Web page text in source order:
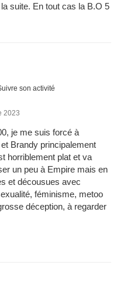
suite. En tout cas la B.O 5
son activité
2023
je me suis forcé à
Brandy principalement
horriblement plat et va
un peu à Empire mais en
et décousues avec
féminisme, metoo
déception, à regarder